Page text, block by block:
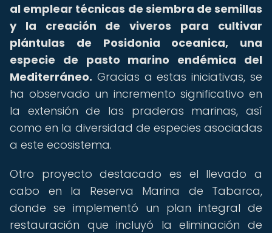
al emplear técnicas de siembra de semillas
y la creación de viveros para cultivar
plántulas de Posidonia oceanica, una
especie de pasto marino endémica del
Mediterráneo. Gracias a estas iniciativas, se
ha observado un incremento significativo en
la extensión de las praderas marinas, así
como en la diversidad de especies asociadas
a este ecosistema.
Otro proyecto destacado es el llevado a
cabo en la Reserva Marina de Tabarca,
donde se implementó un plan integral de
restauración que incluyó la eliminación de